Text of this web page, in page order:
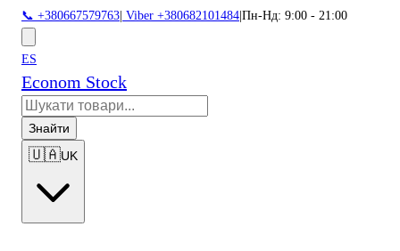
📞 +380667579763 Viber +380682101484 Пн-Нд: 9:00 - 21:00
ES
Econom Stock
Знайти
🇺🇦UK